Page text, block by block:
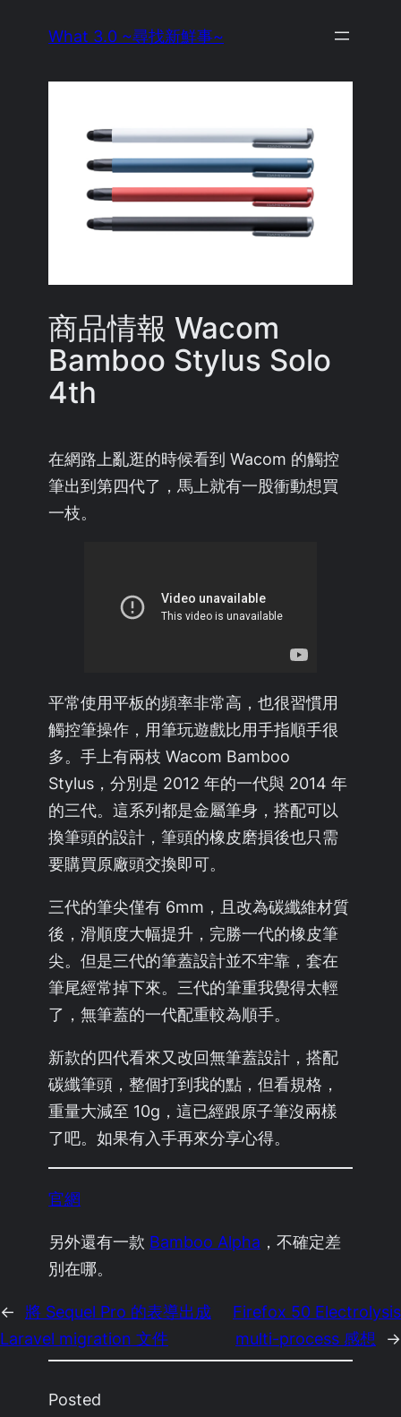
What 3.0 ~尋找新鮮事~
商品情報 Wacom
Bamboo Stylus Solo
4th
在網路上亂逛的時候看到 Wacom 的觸控
筆出到第四代了，馬上就有一股衝動想買
一枝。
平常使用平板的頻率非常高，也很習慣用
觸控筆操作，用筆玩遊戲比用手指順手很
多。手上有兩枝 Wacom Bamboo
Stylus，分別是 2012 年的一代與 2014 年
的三代。這系列都是金屬筆身，搭配可以
換筆頭的設計，筆頭的橡皮磨損後也只需
要購買原廠頭交換即可。
三代的筆尖僅有 6mm，且改為碳纖維材質
後，滑順度大幅提升，完勝一代的橡皮筆
尖。但是三代的筆蓋設計並不牢靠，套在
筆尾經常掉下來。三代的筆重我覺得太輕
了，無筆蓋的一代配重較為順手。
新款的四代看來又改回無筆蓋設計，搭配
碳纖筆頭，整個打到我的點，但看規格，
重量大減至 10g，這已經跟原子筆沒兩樣
了吧。如果有入手再來分享心得。
官網
另外還有一款 Bamboo Alpha ，不確定差
別在哪。
←
將 Sequel Pro 的表導出成
Laravel migration 文件
Firefox 50 Electrolysis
multi-process 感想
→
Posted